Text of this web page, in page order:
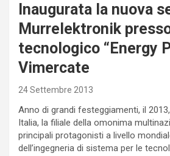
Inaugurata la nuova
Murrelektronik
tecnologico “Energy
Vimercate
24 Settembre 2013
Anno di grandi festeggiamenti, il
Italia, la filiale della omonima
principali protagonisti a livello
dell’ingegneria di sistema per le